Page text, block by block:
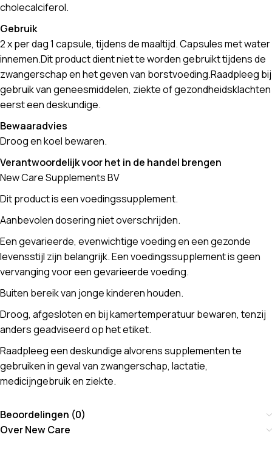
cholecalciferol.
Gebruik
2 x per dag 1 capsule, tijdens de maaltijd. Capsules met water
innemen.Dit product dient niet te worden gebruikt tijdens de
zwangerschap en het geven van borstvoeding.Raadpleeg bij
gebruik van geneesmiddelen, ziekte of gezondheidsklachten
eerst een deskundige.
Bewaaradvies
Droog en koel bewaren.
Verantwoordelijk voor het in de handel brengen
New Care Supplements BV
Dit product is een voedingssupplement.
Aanbevolen dosering niet overschrijden.
Een gevarieerde, evenwichtige voeding en een gezonde
levensstijl zijn belangrijk. Een voedingssupplement is geen
vervanging voor een gevarieerde voeding.
Buiten bereik van jonge kinderen houden.
Droog, afgesloten en bij kamertemperatuur bewaren, tenzij
anders geadviseerd op het etiket.
Raadpleeg een deskundige alvorens supplementen te
gebruiken in geval van zwangerschap, lactatie,
medicijngebruik en ziekte.
Beoordelingen (0)
Over New Care